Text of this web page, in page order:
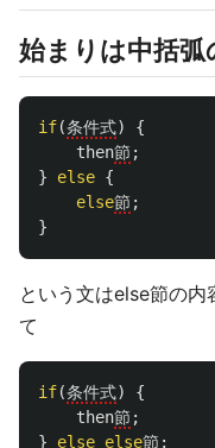
始まりは中括弧
if(条件式)
{
then節 ;
}
else {
else節 ;
}
という文はelse節の内
て
if(条件式)
{
then節 ;
}
else else節 ;